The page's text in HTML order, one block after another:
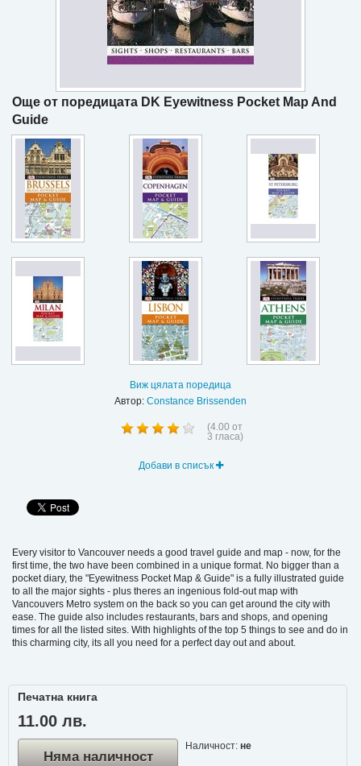
Още от поредицата DK Eyewitness Pocket Map And
Guide
Виж цялата поредица
Автор: Constance Brissenden
(4.00 от
3 гласа)
Добави в списък
Every visitor to Vancouver needs a good travel guide and map - now, for the
first time, the two have been combined in a unique format. No bigger than a
pocket diary, the "Eyewitness Pocket Map & Guide" is a fully illustrated guide
to all the major sights - plus theres an ingenious fold-out map with
Vancouvers Metro system on the back so you can get around the city with
ease. The guide also includes restaurants, bars and shops, and opening
times for all the listed sites. With highlights of the top 5 things to see and do in
this charming city, its all you need for a perfect day out and about.
Печатна книга
11.00 лв.
Няма наличност
Наличност: не